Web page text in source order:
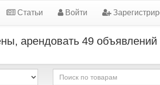
Статьи Войти
арендовать 49